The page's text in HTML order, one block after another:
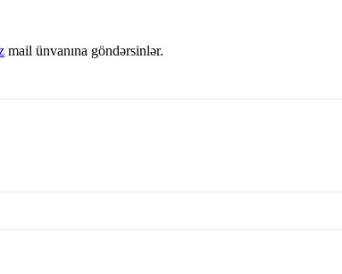
mail ünvanına göndərsinlər.